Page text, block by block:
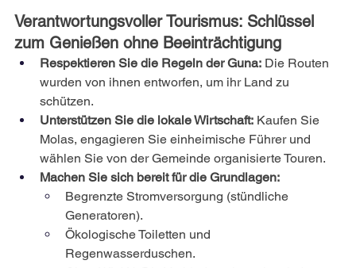
Verantwortungsvoller Tourismus: Schlüssel
zum Genießen ohne Beeinträchtigung
Respektieren Sie die Regeln der Guna: Die Routen
wurden von ihnen entworfen, um ihr Land zu
schützen.
Unterstützen Sie die lokale Wirtschaft: Kaufen Sie
Molas, engagieren Sie einheimische Führer und
wählen Sie von der Gemeinde organisierte Touren.
Machen Sie sich bereit für die Grundlagen:
Begrenzte Stromversorgung (stündliche
Generatoren).
Ökologische Toiletten und
Regenwasserduschen.